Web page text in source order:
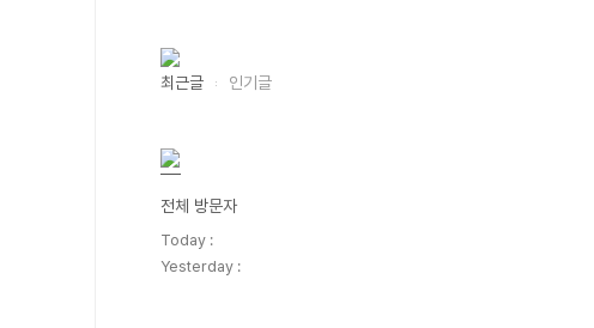
최근글 인기글
전체 방문자
Today :
Yesterday :